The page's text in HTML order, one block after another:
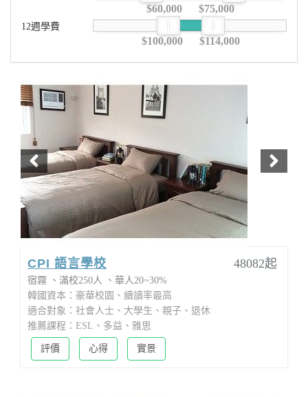
$60,000 $75,000
12週學費
$100,000 $114,000
CPI 語言學校 48082起
宿霧 滿校250人
華人20~30%
韓國資本：豪華校園、續讀率最高
適合對象：社會人士、大學生、親子、退休
推薦課程：ESL、多益、雅思
評價 心得 實景